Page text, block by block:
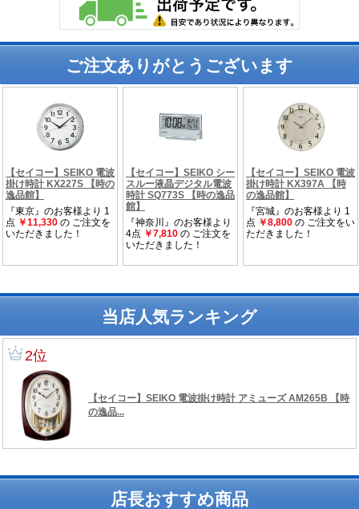
ご注文ありがとうございます
当店人気ランキング
店長おすすめ商品